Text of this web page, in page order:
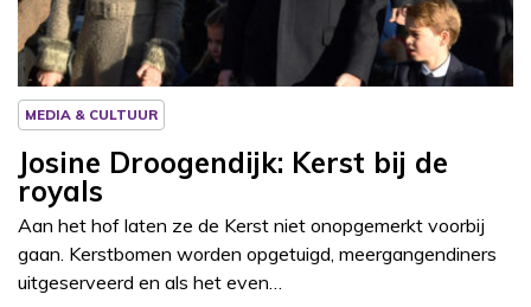
MEDIA & CULTUUR
Josine Droogendijk: Kerst bij de
royals
Aan het hof laten ze de Kerst niet onopgemerkt voorbij
gaan. Kerstbomen worden opgetuigd, meergangendiners
uitgeserveerd en als het even…